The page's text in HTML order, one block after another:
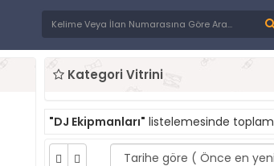
Kategori Vitrini
"DJ Ekipmanları" listelemesinde toplam